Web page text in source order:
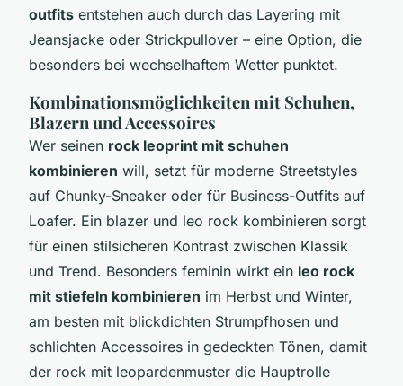
outfits entstehen auch durch das Layering mit
Jeansjacke oder Strickpullover – eine Option, die
besonders bei wechselhaftem Wetter punktet.
Kombinationsmöglichkeiten mit Schuhen,
Blazern und Accessoires
Wer seinen rock leoprint mit schuhen
kombinieren will, setzt für moderne Streetstyles
auf Chunky-Sneaker oder für Business-Outfits auf
Loafer. Ein blazer und leo rock kombinieren sorgt
für einen stilsicheren Kontrast zwischen Klassik
und Trend. Besonders feminin wirkt ein leo rock
mit stiefeln kombinieren im Herbst und Winter,
am besten mit blickdichten Strumpfhosen und
schlichten Accessoires in gedeckten Tönen, damit
der rock mit leopardenmuster die Hauptrolle